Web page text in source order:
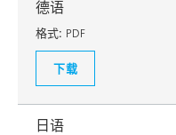
德语
格式: PDF
下载
日语